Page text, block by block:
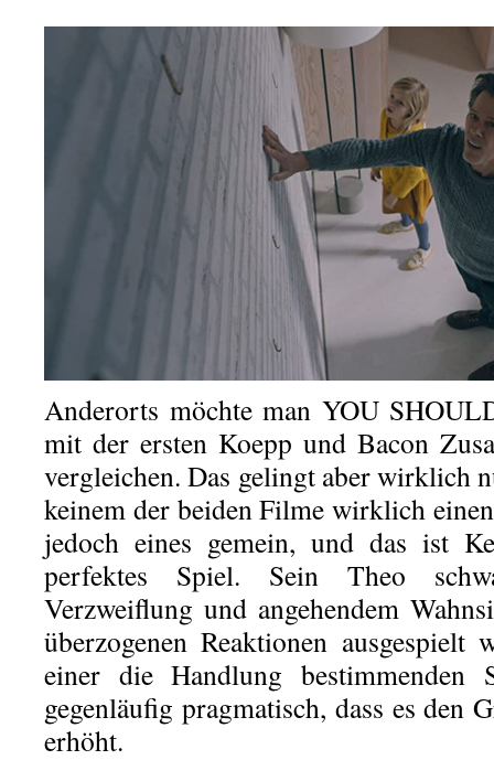
Anderorts möchte man YOU
mit der ersten Koepp und Bacon
vergleichen. Das gelingt aber wirklich
keinem der beiden Filme wirklich
jedoch eines gemein, und das ist
perfektes Spiel. Sein Theo
Verzweiflung und angehendem
überzogenen Reaktionen
einer die Handlung bestimmenden
gegenläufig pragmatisch, dass es den
erhöht.